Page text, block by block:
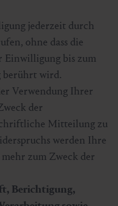
jederzeit durch
ohne dass die
Einwilligung bis zum
berührt wird.
Verwendung Ihrer
der
Mitteilung zu
werden Ihre
zum Zweck der
Berichtigung,